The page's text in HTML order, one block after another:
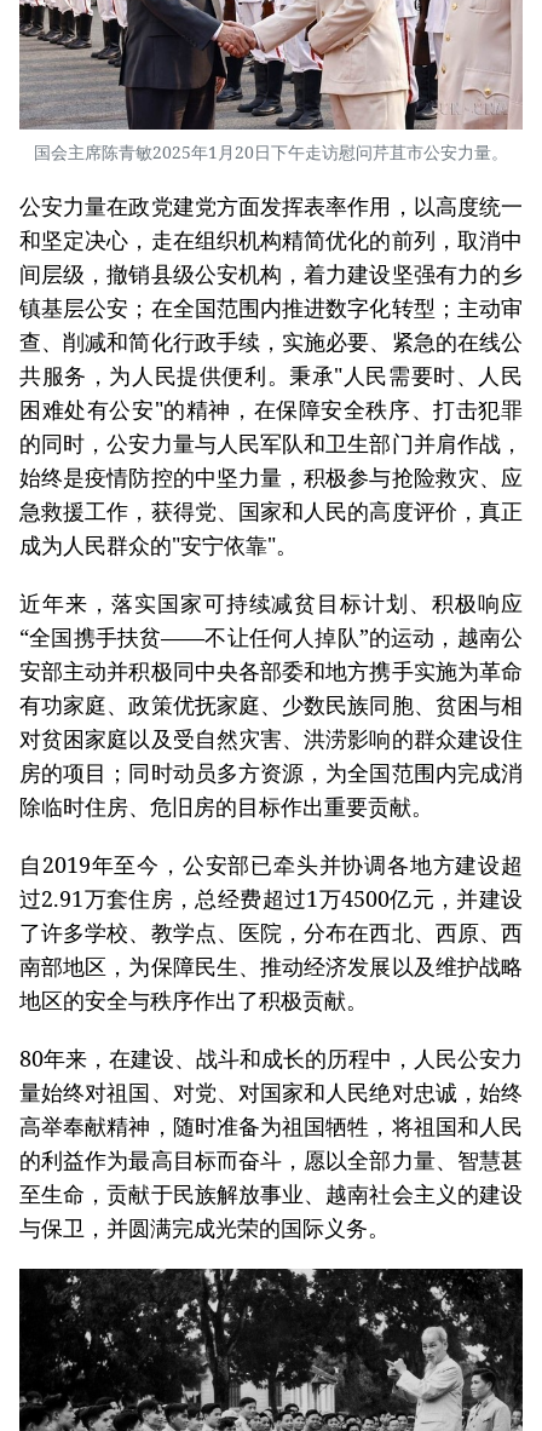
国会主席陈青敏2025年1月20日下午走访慰问芹苴市公安力量。
公安力量在政党建党方面发挥表率作用，以高度统一
和坚定决心，走在组织机构精简优化的前列，取消中
间层级，撤销县级公安机构，着力建设坚强有力的乡
镇基层公安；在全国范围内推进数字化转型；主动审
查、削减和简化行政手续，实施必要、紧急的在线公
共服务，为人民提供便利。秉承"人民需要时、人民
困难处有公安"的精神，在保障安全秩序、打击犯罪
的同时，公安力量与人民军队和卫生部门并肩作战，
始终是疫情防控的中坚力量，积极参与抢险救灾、应
急救援工作，获得党、国家和人民的高度评价，真正
成为人民群众的"安宁依靠"。
近年来，落实国家可持续减贫目标计划、积极响应
“全国携手扶贫——不让任何人掉队”的运动，越南公
安部主动并积极同中央各部委和地方携手实施为革命
有功家庭、政策优抚家庭、少数民族同胞、贫困与相
对贫困家庭以及受自然灾害、洪涝影响的群众建设住
房的项目；同时动员多方资源，为全国范围内完成消
除临时住房、危旧房的目标作出重要贡献。
自2019年至今，公安部已牵头并协调各地方建设超
过2.91万套住房，总经费超过1万4500亿元，并建设
了许多学校、教学点、医院，分布在西北、西原、西
南部地区，为保障民生、推动经济发展以及维护战略
地区的安全与秩序作出了积极贡献。
80年来，在建设、战斗和成长的历程中，人民公安力
量始终对祖国、对党、对国家和人民绝对忠诚，始终
高举奉献精神，随时准备为祖国牺牲，将祖国和人民
的利益作为最高目标而奋斗，愿以全部力量、智慧甚
至生命，贡献于民族解放事业、越南社会主义的建设
与保卫，并圆满完成光荣的国际义务。